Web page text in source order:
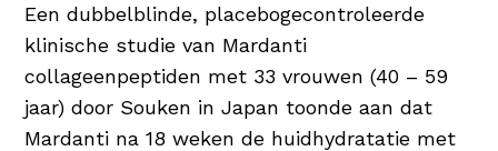
Een dubbelblinde, placebogecontroleerde
klinische studie van Mardanti
collageenpeptiden met 33 vrouwen (40 – 59
jaar) door Souken in Japan toonde aan dat
Mardanti na 18 weken de huidhydratatie met